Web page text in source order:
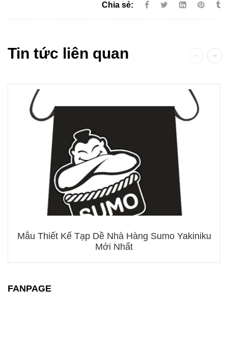
Chia sẻ:
Tin tức liên quan
Mẫu Thiết Kế Tạp Dề Nhà Hàng Sumo Yakiniku
Mới Nhất
FANPAGE